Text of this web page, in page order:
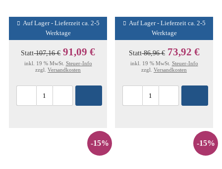
Auf Lager - Lieferzeit ca. 2-5
Werktage
Statt107,16 € 91,09 €
inkl. 19 % MwSt. Steuer-Info
zzgl. Versandkosten
Auf Lager - Lieferzeit ca. 2-5
Werktage
Statt86,96 € 73,92 €
inkl. 19 % MwSt. Steuer-Info
zzgl. Versandkosten
-15% -15%